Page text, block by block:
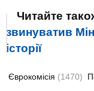
Читайте
звинуватив
історії
Єврокомісія (1470)